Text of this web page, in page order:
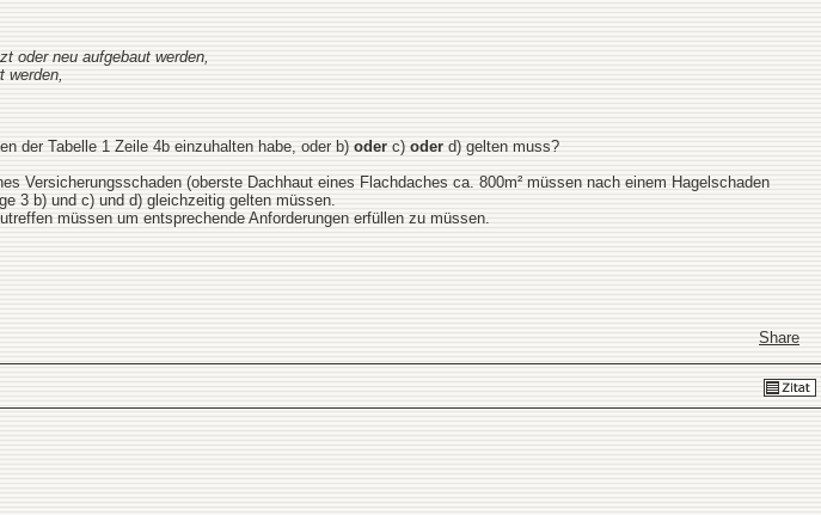
oder neu aufgebaut werden,
werden,
der Tabelle 1 Zeile 4b einzuhalten habe, oder b) oder c) oder d) gelten muss?
Versicherungsschaden (oberste Dachhaut eines Flachdaches ca. 800m² müssen nach einem Hagelschaden
3 b) und c) und d) gleichzeitig gelten müssen.
müssen um entsprechende Anforderungen erfüllen zu müssen.
Share